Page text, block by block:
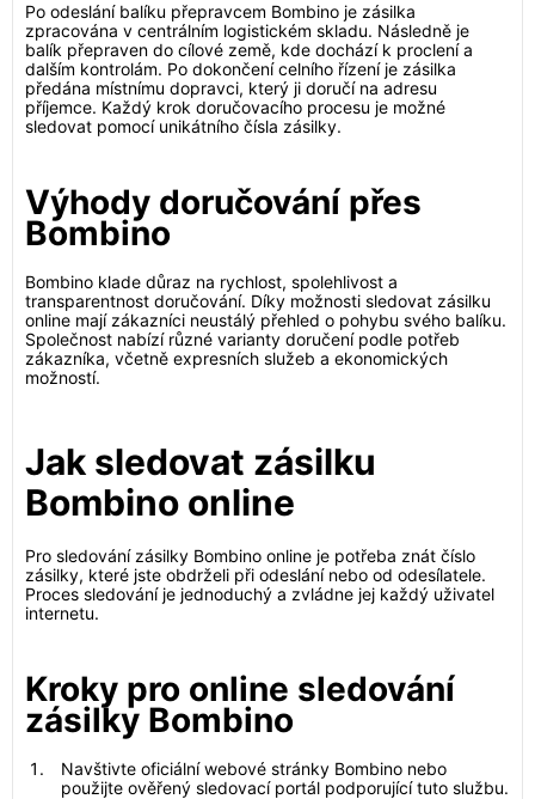
Po odeslání balíku přepravcem Bombino je zásilka
zpracována v centrálním logistickém skladu. Následně je
balík přepraven do cílové země, kde dochází k proclení a
dalším kontrolám. Po dokončení celního řízení je zásilka
předána místnímu dopravci, který ji doručí na adresu
příjemce. Každý krok doručovacího procesu je možné
sledovat pomocí unikátního čísla zásilky.
Výhody doručování přes
Bombino
Bombino klade důraz na rychlost, spolehlivost a
transparentnost doručování. Díky možnosti sledovat zásilku
online mají zákazníci neustálý přehled o pohybu svého balíku.
Společnost nabízí různé varianty doručení podle potřeb
zákazníka, včetně expresních služeb a ekonomických
možností.
Jak sledovat zásilku
Bombino online
Pro sledování zásilky Bombino online je potřeba znát číslo
zásilky, které jste obdrželi při odeslání nebo od odesílatele.
Proces sledování je jednoduchý a zvládne jej každý uživatel
internetu.
Kroky pro online sledování
zásilky Bombino
Navštivte oficiální webové stránky Bombino nebo
použijte ověřený sledovací portál podporující tuto službu.